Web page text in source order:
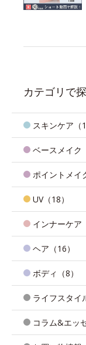
カテゴリで
スキンケア（
ベースメイク
ポイントメイ
UV（18）
インナーケア
ヘア（16）
ボディ（8）
ライフスタイ
コラム&エッ